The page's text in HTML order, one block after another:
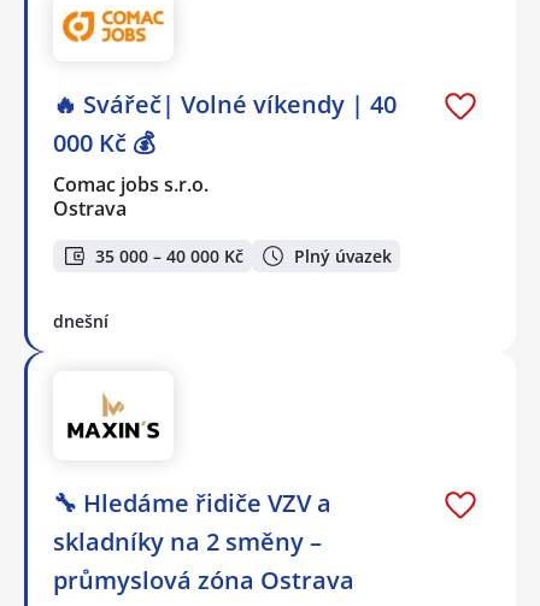
🔥 Svářeč| Volné víkendy | 40
000 Kč 💰
Comac jobs s.r.o.
Ostrava
35 000 – 40 000 Kč Plný úvazek
dnešní
🔧 Hledáme řidiče VZV a
skladníky na 2 směny –
průmyslová zóna Ostrava